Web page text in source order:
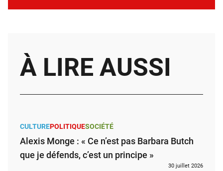
À LIRE AUSSI
CULTUREPOLITIQUESOCIÉTÉ
Alexis Monge : « Ce n’est pas Barbara Butch
que je défends, c’est un principe »
30 juillet 2026